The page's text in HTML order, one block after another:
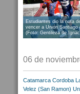
Estudiantes dio la nota
vencer a Unión Santiago
(Foto: Gentileza de
06 de
Catamarca Cordoba
Velez (San Ramon)